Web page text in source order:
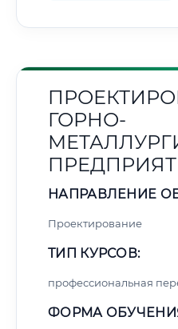
ГОРНО-
НАПРАВЛЕНИЕ
Проектирование
ТИП КУРСОВ:
профессиональная
ФОРМА